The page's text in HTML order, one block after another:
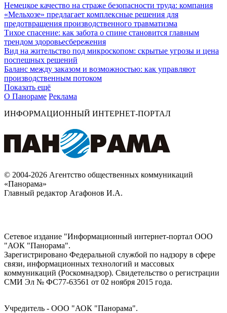
Немецкое качество на страже безопасности труда: компания
«Мельхозе» предлагает комплексные решения для
предотвращения производственного травматизма
Тихое спасение: как забота о спине становится главным
трендом здоровьесбережения
Вид на жительство под микроскопом: скрытые угрозы и цена
поспешных решений
Баланс между заказом и возможностью: как управляют
производственным потоком
Показать ещё
О Панораме Реклама
ИНФОРМАЦИОННЫЙ ИНТЕРНЕТ-ПОРТАЛ
© 2004-2026 Агентство общественных коммуникаций
«Панорама»
Главный редактор Агафонов И.А.
Сетевое издание "Информационный интернет-портал ООО
"АОК "Панорама".
Зарегистрировано Федеральной службой по надзору в сфере
связи, информационных технологий и массовых
коммуникаций (Роскомнадзор). Cвидетельство о регистрации
СМИ Эл № ФС77-63561 от 02 ноября 2015 года.
Учредитель - ООО "АОК "Панорама".